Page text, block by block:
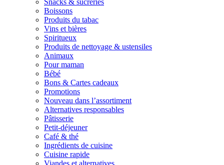
Snacks & sucreries
Boissons
Produits du tabac
Vins et bières
Spiritueux
Produits de nettoyage & ustensiles
Animaux
Pour maman
Bébé
Bons & Cartes cadeaux
Promotions
Nouveau dans l’assortiment
Alternatives responsables
Pâtisserie
Petit-déjeuner
Café & thé
Ingrédients de cuisine
Cuisine rapide
Viandes et alternatives